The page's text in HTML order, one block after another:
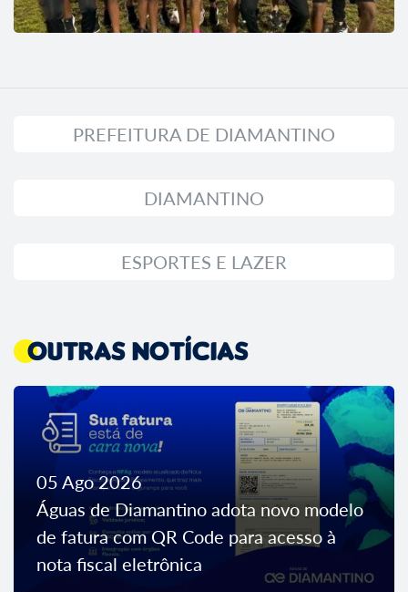
PREFEITURA DE DIAMANTINO
DIAMANTINO
ESPORTES E LAZER
Outras Notícias
05 Ago 2026
Águas de Diamantino adota novo modelo
de fatura com QR Code para acesso à
nota fiscal eletrônica